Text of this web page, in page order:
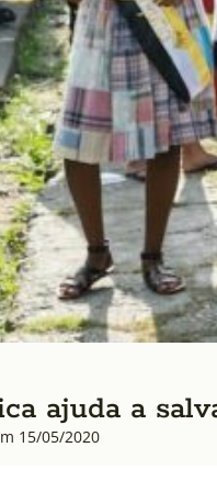
ajuda a
15/05/2020